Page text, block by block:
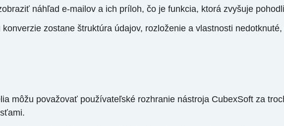
náhľad e-mailov a ich príloh, čo je funkcia, ktorá zvyšuje
zostane štruktúra údajov, rozloženie a vlastnosti
môžu považovať používateľské rozhranie nástroja CubexSoft za